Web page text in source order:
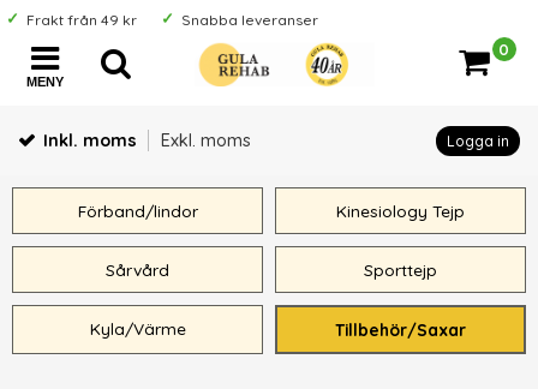
Frakt från 49 kr Snabba leveranser
MENY
0
Inkl. moms Exkl. moms Logga in
Förband/lindor Kinesiology Tejp
Sårvård Sporttejp
Kyla/Värme Tillbehör/Saxar